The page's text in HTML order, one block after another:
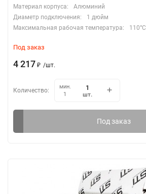
Материал корпуса:
Алюминий
Диаметр подключения:
1 дюйм
Максимальная рабочая температура:
110°C
Под заказ
4 217 ₽ /шт.
Количество:
мин.
1
шт.
Под заказ